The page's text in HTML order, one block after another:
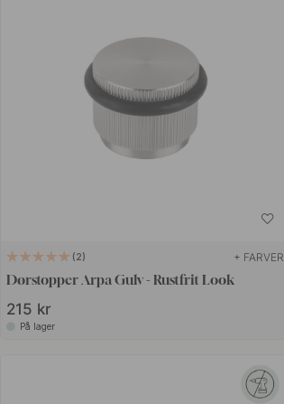
2 + FARVER
Dørstopper Arpa Gulv - Rustfrit Look
215 kr
På lager